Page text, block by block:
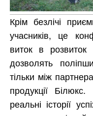
Крім безлічі
учасників, це
виток в
дозволять
тільки між
продукції
реальні історії